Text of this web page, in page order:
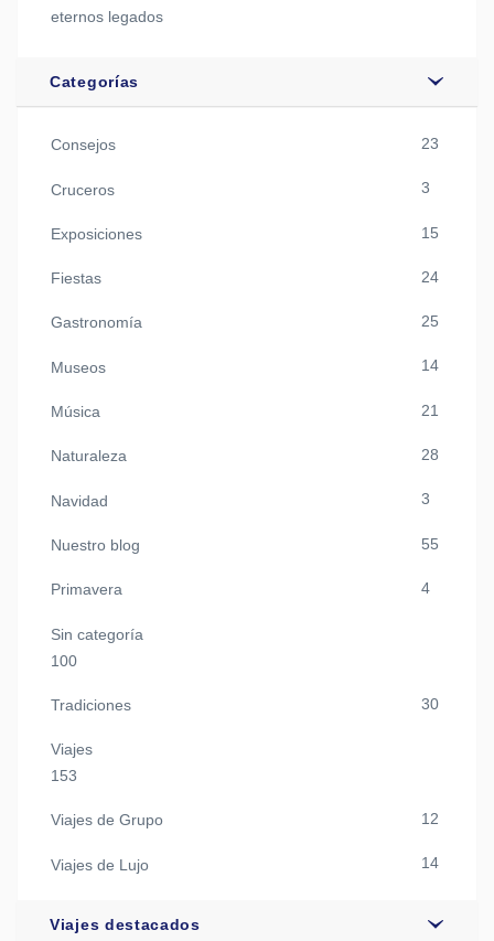
eternos legados
Categorías
Consejos 23
Cruceros 3
Exposiciones 15
Fiestas 24
Gastronomía 25
Museos 14
Música 21
Naturaleza 28
Navidad 3
Nuestro blog 55
Primavera 4
Sin categoría
100
Tradiciones 30
Viajes
153
Viajes de Grupo 12
Viajes de Lujo 14
Viajes destacados